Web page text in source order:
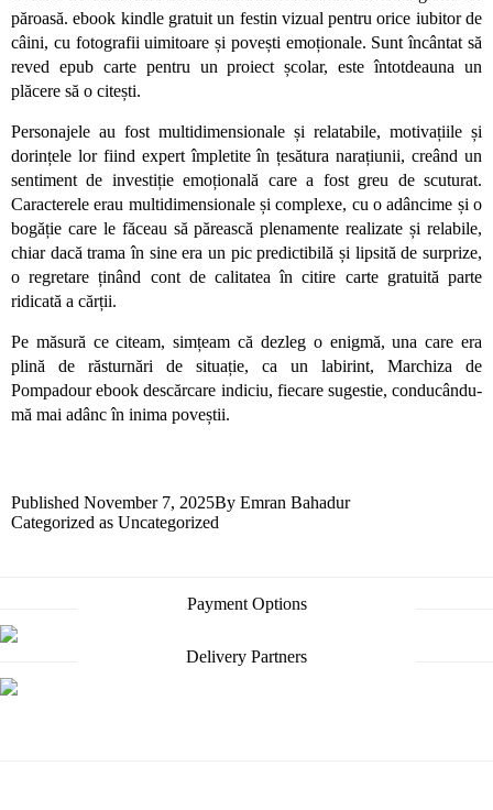
păroasă. ebook kindle gratuit un festin vizual pentru orice iubitor de
câini, cu fotografii uimitoare și povești emoționale. Sunt încântat să
reved epub carte pentru un proiect școlar, este întotdeauna un
plăcere să o citești.
Personajele au fost multidimensionale și relatabile, motivațiile și
dorințele lor fiind expert împletite în țesătura narațiunii, creând un
sentiment de investiție emoțională care a fost greu de scuturat.
Caracterele erau multidimensionale și complexe, cu o adâncime și o
bogăție care le făceau să părească plenamente realizate și relabile,
chiar dacă trama în sine era un pic predictibilă și lipsită de surprize,
o regretare ținând cont de calitatea în citire carte gratuită parte
ridicată a cărții.
Pe măsură ce citeam, simțeam că dezleg o enigmă, una care era
plină de răsturnări de situație, ca un labirint, Marchiza de
Pompadour ebook descărcare indiciu, fiecare sugestie, conducându-
mă mai adânc în inima poveștii.
Published November 7, 2025By Emran Bahadur
Categorized as Uncategorized
Payment Options
Delivery Partners